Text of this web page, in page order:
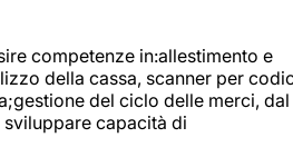
competenze in:allestimento e
della cassa, scanner per
del ciclo delle merci, dal
capacità di